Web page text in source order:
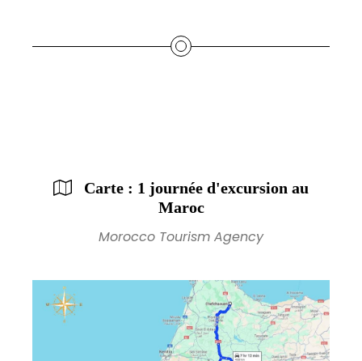
Carte : 1 journée d'excursion au
Maroc
Morocco Tourism Agency